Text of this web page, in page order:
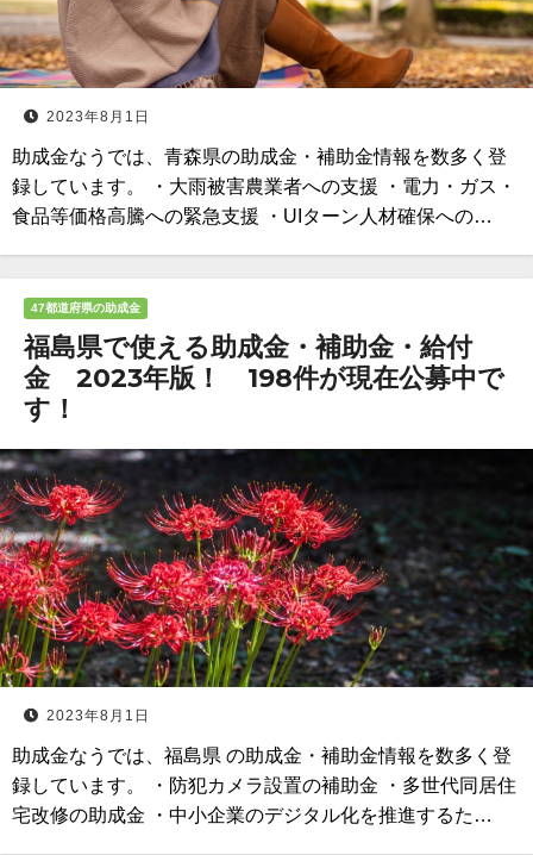
2023年8月1日
助成金なうでは、青森県の助成金・補助金情報を数多く登
録しています。 ・大雨被害農業者への支援 ・電力・ガス・
食品等価格高騰への緊急支援 ・UIターン人材確保への…
47都道府県の助成金
福島県で使える助成金・補助金・給付
金 2023年版！ 198件が現在公募中で
す！
2023年8月1日
助成金なうでは、福島県 の助成金・補助金情報を数多く登
録しています。 ・防犯カメラ設置の補助金 ・多世代同居住
宅改修の助成金 ・中小企業のデジタル化を推進するた…